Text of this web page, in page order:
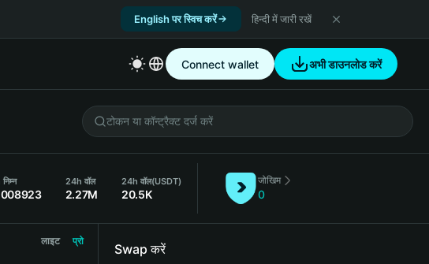
English पर स्विच करें हिन्दी में जारी रखें
Connect wallet अभी डाउनलोड करें
24h वॉल
2.27M
24h वॉल(USDT)
20.5K
जोखिम
0
लाइट प्रो
Swap करें